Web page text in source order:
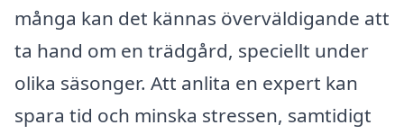
många kan det kännas överväldigande att
ta hand om en trädgård, speciellt under
olika säsonger. Att anlita en expert kan
spara tid och minska stressen, samtidigt